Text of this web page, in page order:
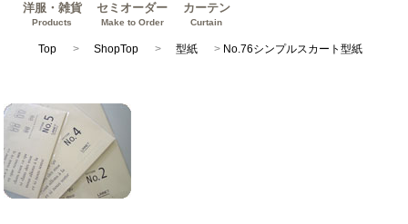
洋服・雑貨
Products
セミオーダー
Make to Order
カーテン
Curtain
Top ShopTop 型紙 No.76シンプルスカート型紙